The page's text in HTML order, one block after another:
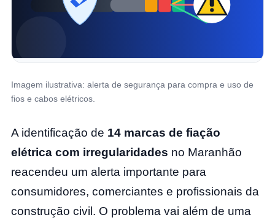
Imagem ilustrativa: alerta de segurança para compra e uso de
fios e cabos elétricos.
A identificação de 14 marcas de fiação
elétrica com irregularidades no Maranhão
reacendeu um alerta importante para
consumidores, comerciantes e profissionais da
construção civil. O problema vai além de uma